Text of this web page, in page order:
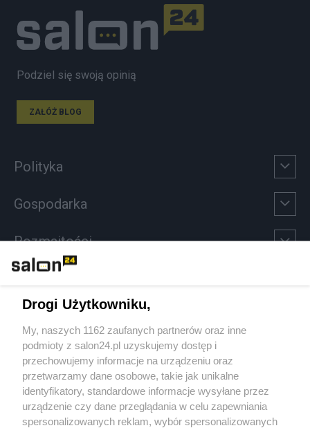
Podziel się swoją opinią
ZAŁÓŻ BLOG
Polityka
Gospodarka
Rozmaitości
Sport
Społeczeństwo
Kultura
Drogi Użytkowniku,
My, naszych 1162 zaufanych partnerów oraz inne
podmioty z salon24.pl uzyskujemy dostęp i
przechowujemy informacje na urządzeniu oraz
przetwarzamy dane osobowe, takie jak unikalne
identyfikatory, standardowe informacje wysyłane przez
urządzenie czy dane przeglądania w celu zapewniania
spersonalizowanych reklam, wybór spersonalizowanych